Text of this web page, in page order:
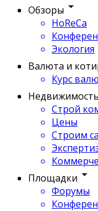
Обзоры
HoReCa
Экология
Валюта и
Курс
Недвижимость
Строй
Цены
Строим
Площадки
Форумы